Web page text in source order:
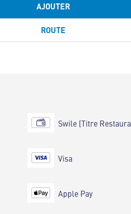
AJOUTER
ROUTE
Swile (Titre
Visa
Apple Pay